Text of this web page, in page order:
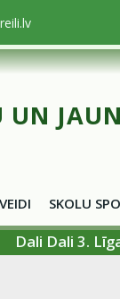
SKOLU
Dali Dali 3.